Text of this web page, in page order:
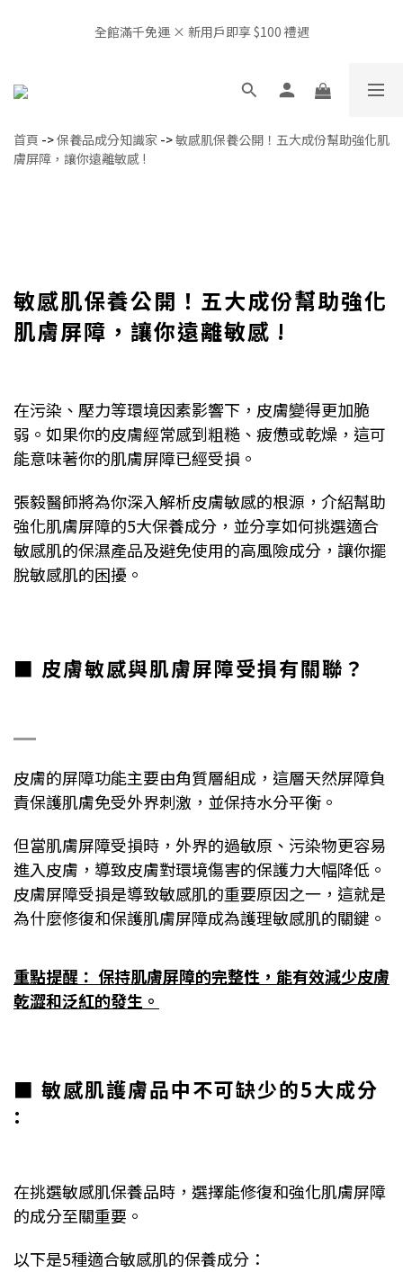
全館滿千免運 × 新用戶即享 $100 禮遇
OBHL 生活空間開放中｜我要預約體驗
📍非經由官方或授權通路販售，產品來源無法確認，請審慎選購，
首頁 ->保養品成分知識家 ->敏感肌保養公開！五大成份幫助強化肌
膚屏障，讓你遠離敏感 !
敏感肌保養公開！五大成份幫助強化
肌膚屏障，讓你遠離敏感 !
在污染、壓力等環境因素影響下，皮膚變得更加脆
弱。如果你的皮膚經常感到粗糙、疲憊或乾燥，這可
能意味著你的肌膚屏障已經受損。
張毅醫師將為你深入解析皮膚敏感的根源，介紹幫助
強化肌膚屏障的5大保養成分，並分享如何挑選適合
敏感肌的保濕產品及避免使用的高風險成分，讓你擺
脫敏感肌的困擾。
■ 皮膚敏感與肌膚屏障受損有關聯？
皮膚的屏障功能主要由角質層組成，這層天然屏障負
責保護肌膚免受外界刺激，並保持水分平衡。
但當肌膚屏障受損時，外界的過敏原、污染物更容易
進入皮膚，導致皮膚對環境傷害的保護力大幅降低。
皮膚屏障受損是導致敏感肌的重要原因之一，這就是
為什麼修復和保護肌膚屏障成為護理敏感肌的關鍵。
重點提醒： 保持肌膚屏障的完整性，能有效減少皮膚
乾澀和泛紅的發生。
■ 敏感肌護膚品中不可缺少的5大成分
:
在挑選敏感肌保養品時，選擇能修復和強化肌膚屏障
的成分至關重要。
以下是5種適合敏感肌的保養成分：